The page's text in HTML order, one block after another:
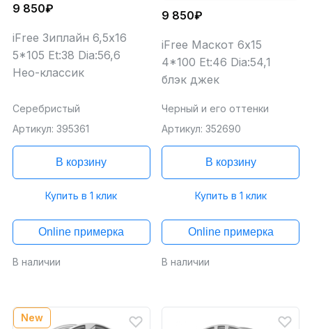
9 850₽
iFree Зиплайн 6,5x16
5*105 Et:38 Dia:56,6
Нео-классик
Серебристый
Артикул: 395361
В корзину
Купить в 1 клик
Online примерка
В наличии
9 850₽
iFree Маскот 6x15
4*100 Et:46 Dia:54,1
блэк джек
Черный и его оттенки
Артикул: 352690
В корзину
Купить в 1 клик
Online примерка
В наличии
New